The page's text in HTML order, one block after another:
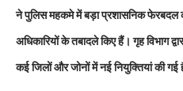
ने पुलिस महकमे में बड़ा प्रशासनिक फेरबदल
अधिकारियों के तबादले किए हैं। गृह विभाग
कई जिलों और जोनों में नई नियुक्तियां की गई